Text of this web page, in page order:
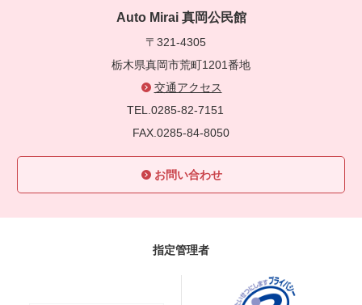
Auto Mirai 真岡公民館
〒321-4305
栃木県真岡市荒町1201番地
交通アクセス
TEL.0285-82-7151
FAX.0285-84-8050
お問い合わせ
指定管理者